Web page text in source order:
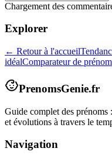
Chargement des
Explorer
← Retour à l'accueil
idéalComparateur de
PrenomsGenie.fr
Guide complet des
et évolutions à travers le
Navigation